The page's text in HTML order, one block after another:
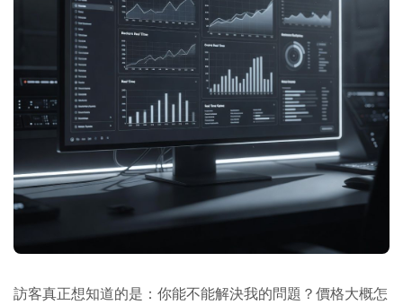
訪客真正想知道的是：你能不能解決我的問題？價格大概怎